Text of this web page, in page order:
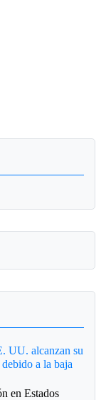
UU. alcanzan su
a la baja
en Estados